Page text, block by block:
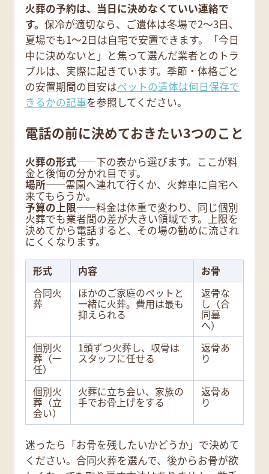
火葬の予約は、当日に決めなくていい連絡で
す。 保冷が適切なら、ご遺体は冬場で2〜3日、
夏場でも1〜2日は自宅で安置できます。「今日
中に決めないと」と焦って選んだ業者とのトラ
ブルは、実際に起きています。季節・体格ごと
の安置期間の目安はペットの遺体は何日保存で
きるかの記事を参照してください。
電話の前に決めておきたい3つのこと
火葬の形式――下の表から選びます。ここが料
金と後悔の分かれ目です。
場所――霊園へ連れて行くか、火葬車に自宅へ
来てもらうか。
予算の上限――料金は体重で変わり、同じ個別
火葬でも業者間の差が大きい領域です。上限を
決めてから電話すると、その場の勧めに流され
にくくなります。
形式 内容
お骨
合同火
葬
ほかのご家庭のペットと
一緒に火葬。費用は最も
抑えられる
返骨な
し（合
同墓
へ）
個別火
葬（一
任）
1頭ずつ火葬し、収骨は
スタッフに任せる
返骨あ
り
個別火
葬（立
会い）
火葬に立ち会い、家族の
手でお骨上げをする
返骨あ
り
迷ったら「お骨を残したいかどうか」で決めて
ください。合同火葬を選んで、後からお骨が欲